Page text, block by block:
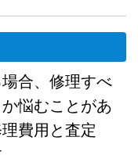
合、修理すべ
悩むことがあ
費用と査定